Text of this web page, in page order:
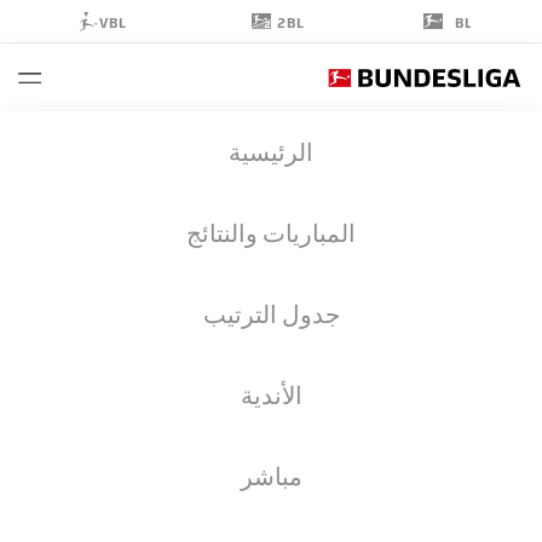
BL
2BL
VBL
الرئيسية
المباريات والنتائج
جدول الترتيب
الأندية
مباشر